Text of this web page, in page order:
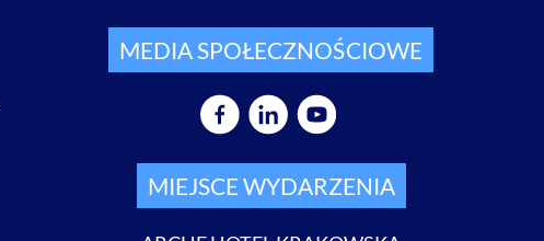
MEDIA SPOŁECZNOŚCIOWE
MIEJSCE WYDARZENIA